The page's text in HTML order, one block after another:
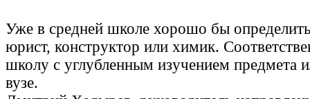
Уже в средней школе хорошо бы
юрист, конструктор или химик.
школу с углубленным изучением
вузе.